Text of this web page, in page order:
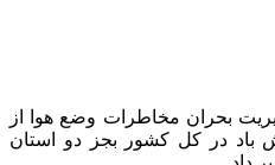
بحران مخاطرات وضع هوا از
باد در کل کشور بجز دو استان